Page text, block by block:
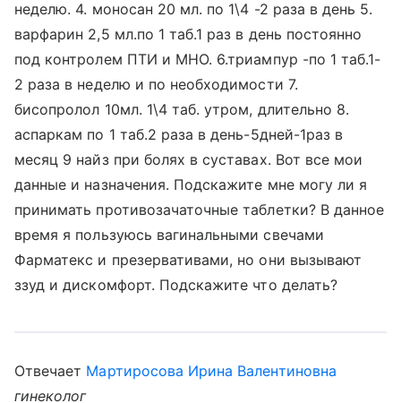
неделю. 4. моносан 20 мл. по 1\4 -2 раза в день 5.
варфарин 2,5 мл.по 1 таб.1 раз в день постоянно
под контролем ПТИ и МНО. 6.триампур -по 1 таб.1-
2 раза в неделю и по необходимости 7.
бисопролол 10мл. 1\4 таб. утром, длительно 8.
аспаркам по 1 таб.2 раза в день-5дней-1раз в
месяц 9 найз при болях в суставах. Вот все мои
данные и назначения. Подскажите мне могу ли я
принимать противозачаточные таблетки? В данное
время я пользуюсь вагинальными свечами
Фарматекс и презервативами, но они вызывают
ззуд и дискомфорт. Подскажите что делать?
Отвечает Мартиросова Ирина Валентиновна
гинеколог